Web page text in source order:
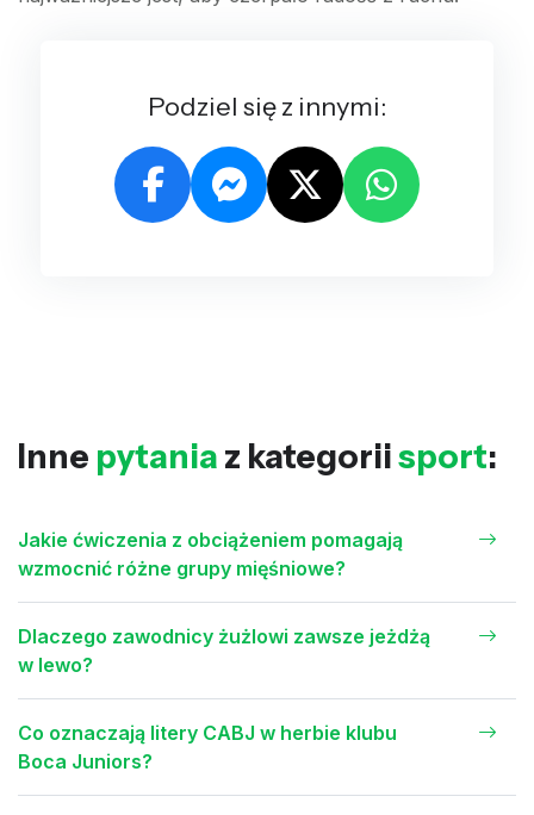
Podziel się z innymi:
Inne pytania z kategoriisport:
Jakie ćwiczenia z obciążeniem pomagają
wzmocnić różne grupy mięśniowe?
Dlaczego zawodnicy żużlowi zawsze jeżdżą
w lewo?
Co oznaczają litery CABJ w herbie klubu
Boca Juniors?